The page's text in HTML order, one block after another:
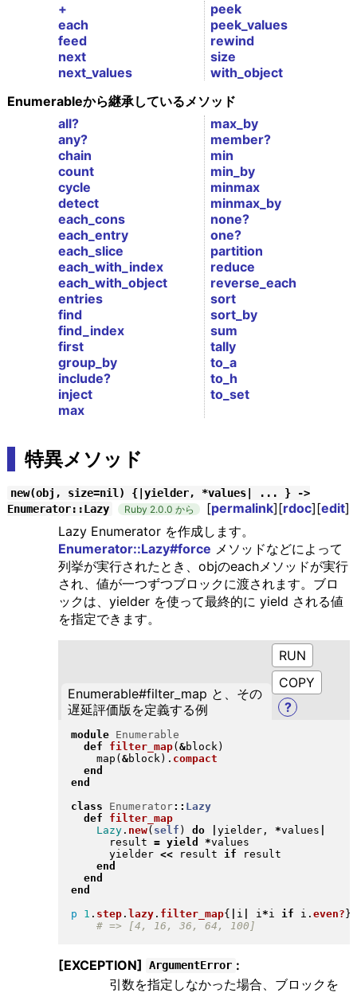
+
each
feed
next
next_values
peek
peek_values
rewind
size
with_object
Enumerableから継承しているメソッド
all?
any?
chain
count
cycle
detect
each_cons
each_entry
each_slice
each_with_index
each_with_object
entries
find
find_index
first
group_by
include?
inject
max
max_by
member?
min
min_by
minmax
minmax_by
none?
one?
partition
reduce
reverse_each
sort
sort_by
sum
tally
to_a
to_h
to_set
特異メソッド
new(obj, size=nil) {|yielder, *values| ... } ->
Enumerator::Lazy
Ruby 2.0.0 から [permalink][rdoc][edit]
Lazy Enumerator を作成します。
Enumerator::Lazy#force メソッドなどによって
列挙が実行されたとき、objのeachメソッドが実行
され、値が一つずつブロックに渡されます。ブロ
ックは、yielder を使って最終的に yield される値
を指定できます。
Enumerable#filter_map と、その
遅延評価版を定義する例
RUN
?
module
Enumerable
def
filter_map( &block )
    map
( &block ) . compact
end
end
class
Enumerator:: Lazy
def
filter_map
Lazy. new( self ) do yielder, *values
      result
= yield *values
      yielder
<< result if result
end
end
end
p
1 . step. lazy. filter_map{ i i *i if i . even? }
[EXCEPTION] ArgumentError :
引数を指定しなかった場合、ブロックを